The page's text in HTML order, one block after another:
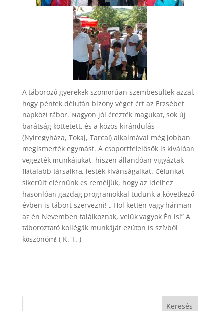
A táborozó gyerekek szomorúan szembesültek azzal,
hogy péntek délután bizony véget ért az Erzsébet
napközi tábor. Nagyon jól érezték magukat, sok új
barátság köttetett, és a közös kirándulás
(Nyíregyháza, Tokaj, Tarcal) alkalmával még jobban
megismerték egymást. A csoportfelelősök is kiválóan
végezték munkájukat, hiszen állandóan vigyáztak
fiatalabb társaikra, lesték kívánságaikat. Célunkat
sikerült elérnünk és reméljük, hogy az ideihez
hasonlóan gazdag programokkal tudunk a következő
évben is tábort szervezni! „ Hol ketten vagy hárman
az én Nevemben találkoznak, velük vagyok Én is!” A
táboroztató kollégák munkáját ezúton is szívből
köszönöm! ( K. T. )